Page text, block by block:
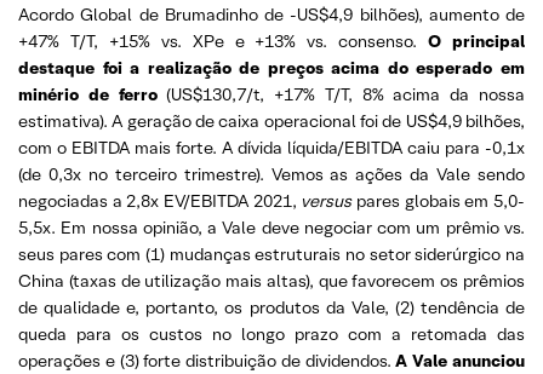
Acordo Global de Brumadinho de -US$4,9 bilhões), aumento de
+47% T/T, +15% vs. XPe e +13% vs. consenso.O principal
destaque foi a realização de preços acima do esperado em
minério de ferro(US$130,7/t, +17% T/T, 8% acima da nossa
estimativa). A geração de caixa operacional foi de US$4,9 bilhões,
com o EBITDA mais forte. A dívida líquida/EBITDA caiu para -0,1x
(de 0,3x no terceiro trimestre). Vemos as ações da Vale sendo
negociadas a 2,8x EV/EBITDA 2021, versuspares globais em 5,0-
5,5x. Em nossa opinião, a Vale deve negociar com um prêmio vs.
seus pares com (1) mudanças estruturais no setor siderúrgico na
China (taxas de utilização mais altas), que favorecem os prêmios
de qualidade e, portanto, os produtos da Vale, (2) tendência de
queda para os custos no longo prazo com a retomada das
operações e (3) forte distribuição de dividendos.A Vale anunciou